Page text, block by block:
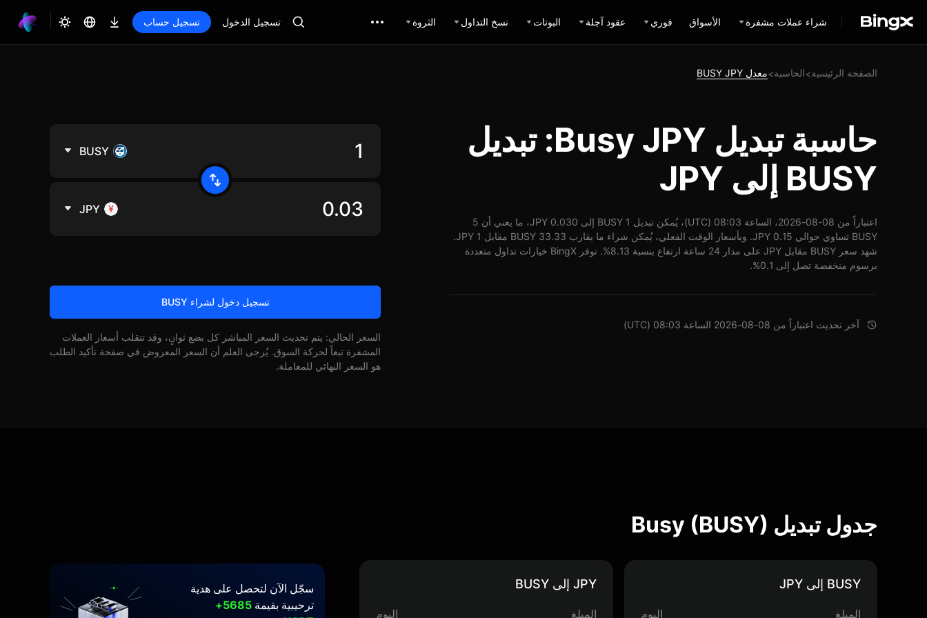
شراء عملات مشفرة الأسواق فوري عقود آجلة البوتات نسخ التداول الثروة تسجيل الدخول تسجيل حساب
الصفحة الرئيسية>الحاسبة>معدل BUSY JPY
حاسبة تبديل Busy JPY: تبديل
BUSY إلى JPY
اعتباراً من 08-08-2026، الساعة 08:03 (UTC)، يُمكن تبديل 1 BUSY إلى 0.030 JPY، ما يعني أن 5
BUSY تساوي حوالي 0.15 JPY. وبأسعار الوقت الفعلي، يُمكن شراء ما يقارب 33.33 BUSY مقابل 1 JPY.
شهد سعر BUSY مقابل JPY على مدار 24 ساعة ارتفاع بنسبة 8.13%. توفر BingX خيارات تداول متعددة
برسوم منخفضة تصل إلى 0.1%.
آخر تحديث اعتباراً من 08-08-2026 الساعة 08:03 (UTC)
BUSY
JPY
تسجيل دخول لشراء BUSY
السعر الحالي: يتم تحديث السعر المباشر كل بضع ثوانٍ، وقد تتقلب أسعار العملات
المشفرة تبعاً لحركة السوق. يُرجى العلم أن السعر المعروض في صفحة تأكيد الطلب
هو السعر النهائي للمعاملة.
جدول تبديل Busy (BUSY)
BUSY إلى JPY
المبلغ اليوم
JPY إلى BUSY
المبلغ اليوم
سجّل الآن لتحصل على هدية
ترحيبية بقيمة
5685+